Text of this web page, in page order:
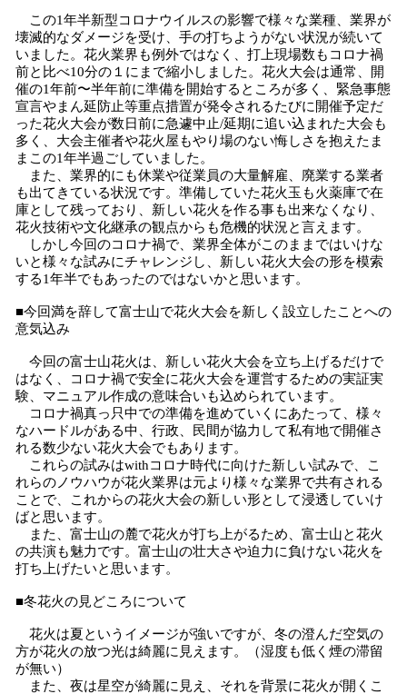
この1年半新型コロナウイルスの影響で様々な業種、業界が
壊滅的なダメージを受け、手の打ちようがない状況が続いて
いました。花火業界も例外ではなく、打上現場数もコロナ禍
前と比べ10分の１にまで縮小しました。花火大会は通常、開
催の1年前〜半年前に準備を開始するところが多く、緊急事態
宣言やまん延防止等重点措置が発令されるたびに開催予定だ
った花火大会が数日前に急遽中止/延期に追い込まれた大会も
多く、大会主催者や花火屋もやり場のない悔しさを抱えたま
まこの1年半過ごしていました。
また、業界的にも休業や従業員の大量解雇、廃業する業者
も出てきている状況です。準備していた花火玉も火薬庫で在
庫として残っており、新しい花火を作る事も出来なくなり、
花火技術や文化継承の観点からも危機的状況と言えます。
しかし今回のコロナ禍で、業界全体がこのままではいけな
いと様々な試みにチャレンジし、新しい花火大会の形を模索
する1年半でもあったのではないかと思います。
■今回満を辞して富士山で花火大会を新しく設立したことへの
意気込み
今回の富士山花火は、新しい花火大会を立ち上げるだけで
はなく、コロナ禍で安全に花火大会を運営するための実証実
験、マニュアル作成の意味合いも込められています。
コロナ禍真っ只中での準備を進めていくにあたって、様々
なハードルがある中、行政、民間が協力して私有地で開催さ
れる数少ない花火大会でもあります。
これらの試みはwithコロナ時代に向けた新しい試みで、こ
れらのノウハウが花火業界は元より様々な業界で共有される
ことで、これからの花火大会の新しい形として浸透していけ
ばと思います。
また、富士山の麓で花火が打ち上がるため、富士山と花火
の共演も魅力です。富士山の壮大さや迫力に負けない花火を
打ち上げたいと思います。
■冬花火の見どころについて
花火は夏というイメージが強いですが、冬の澄んだ空気の
方が花火の放つ光は綺麗に見えます。（湿度も低く煙の滞留
が無い）
また、夜は星空が綺麗に見え、それを背景に花火が開くこ